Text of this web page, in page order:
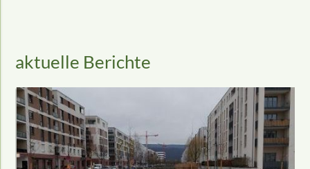
aktuelle Berichte